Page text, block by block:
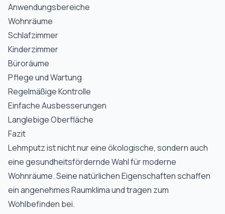
Anwendungsbereiche
Wohnräume
Schlafzimmer
Kinderzimmer
Büroräume
Pflege und Wartung
Regelmäßige Kontrolle
Einfache Ausbesserungen
Langlebige Oberfläche
Fazit
Lehmputz ist nicht nur eine ökologische, sondern auch
eine gesundheitsfördernde Wahl für moderne
Wohnräume. Seine natürlichen Eigenschaften schaffen
ein angenehmes Raumklima und tragen zum
Wohlbefinden bei.